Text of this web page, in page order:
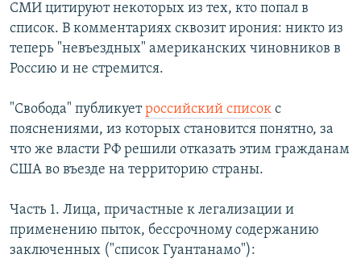
СМИ цитируют некоторых из тех, кто попал в
список. В комментариях сквозит ирония: никто из
теперь "невъездных" американских чиновников в
Россию и не стремится.
"Свобода" публикуетроссийский список с
пояснениями, из которых становится понятно, за
что же власти РФ решили отказать этим гражданам
США во въезде на территорию страны.
Часть 1. Лица, причастные к легализации и
применению пыток, бессрочному содержанию
заключенных ("список Гуантанамо"):